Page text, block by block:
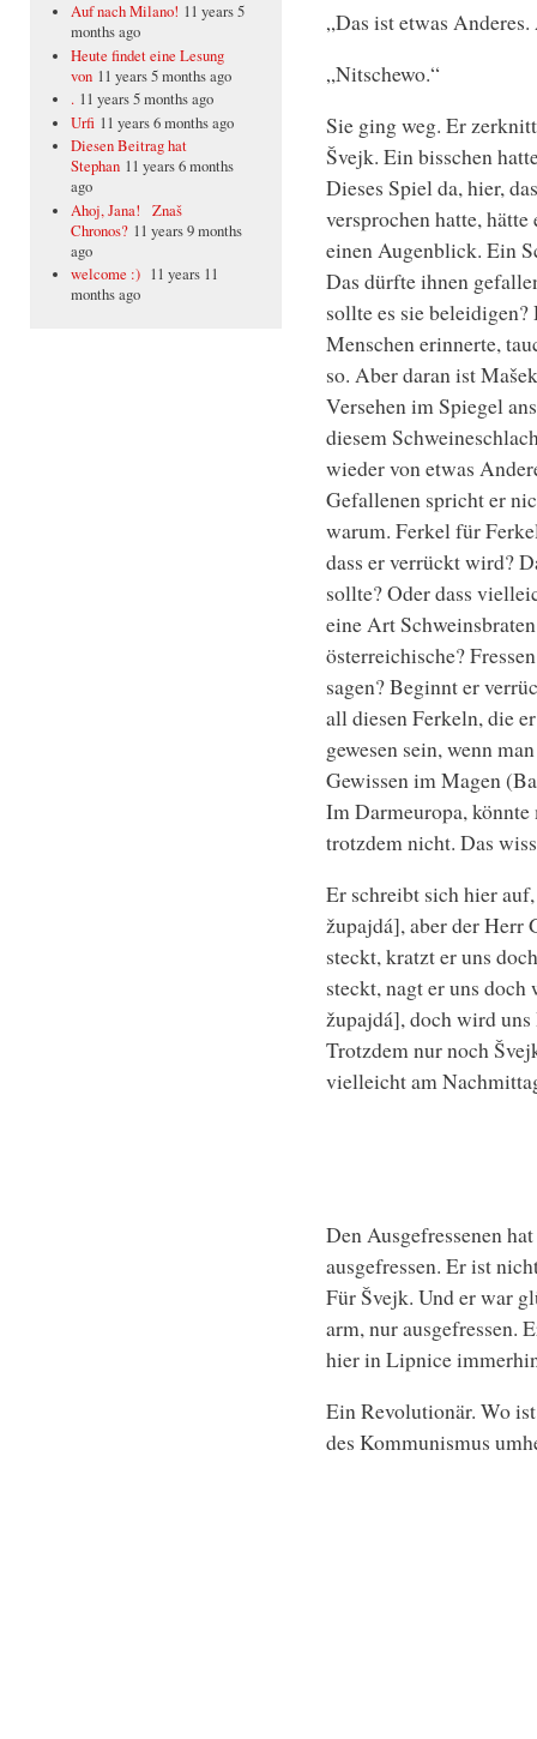
Auf nach Milano! 11 years 5
months ago
Heute findet eine Lesung
von 11 years 5 months ago
. 11 years 5 months ago
Urfi 11 years 6 months ago
Diesen Beitrag hat
Stephan 11 years 6 months
ago
Ahoj, Jana! Znaš
Chronos? 11 years 9 months
ago
welcome :) 11 years 11
months ago
„Das ist etwas
„Nitschewo.“
Sie ging weg. Er
Švejk. Ein bisschen
Dieses Spiel da, hier,
versprochen hatte,
einen Augenblick. Ein
Das dürfte ihnen
sollte es sie
Menschen erinnerte,
so. Aber daran ist
Versehen im Spiegel
diesem
wieder von etwas
Gefallenen spricht er
warum. Ferkel für
dass er verrückt wird?
sollte? Oder dass
eine Art
österreichische?
sagen? Beginnt er
all diesen Ferkeln, die
gewesen sein, wenn
Gewissen im Magen
Im Darmeuropa, könnte
trotzdem nicht. Das
Er schreibt sich hier
župajdá], aber der Herr
steckt, kratzt er uns
steckt, nagt er uns
župajdá], doch wird
Trotzdem nur noch
vielleicht am
Den Ausgefressenen
ausgefressen. Er ist
Für Švejk. Und er war
arm, nur ausgefressen.
hier in Lipnice
Ein Revolutionär. Wo
des Kommunismus